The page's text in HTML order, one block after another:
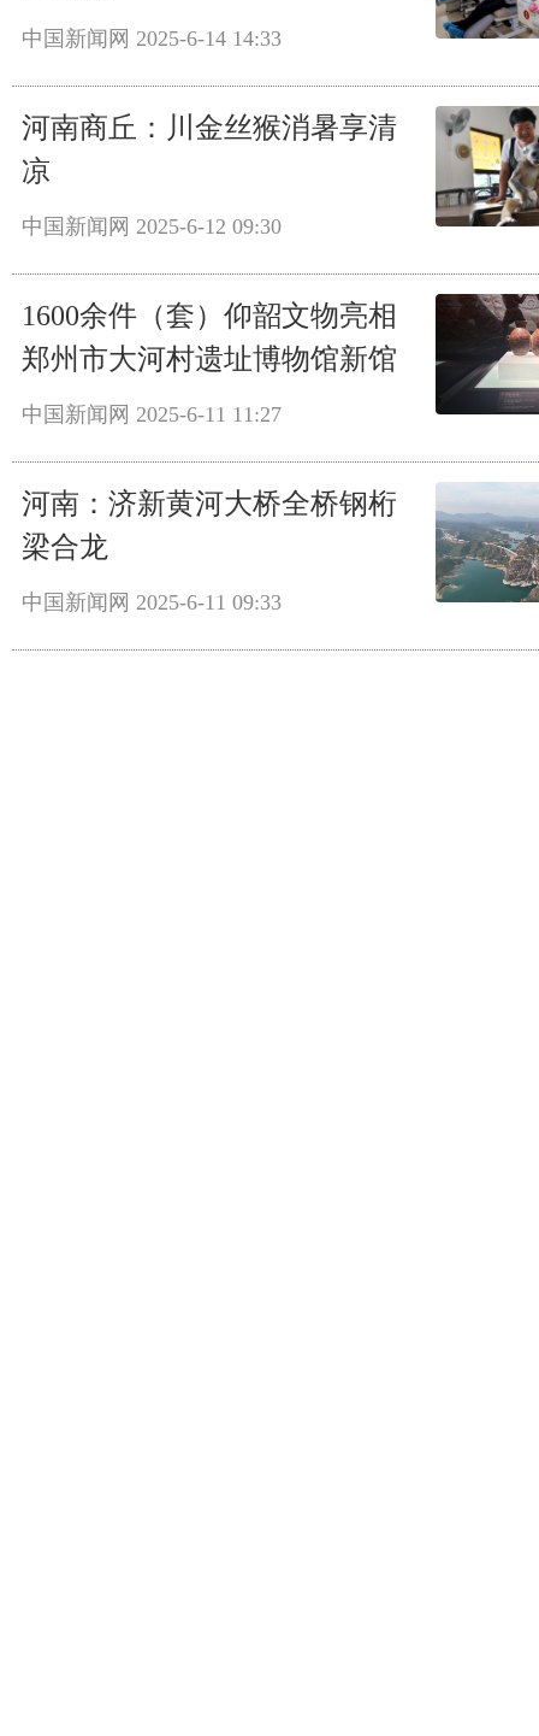
中国新闻网 2025-6-14 14:33
河南商丘：川金丝猴消暑享清
凉
中国新闻网 2025-6-12 09:30
1600余件（套）仰韶文物亮相
郑州市大河村遗址博物馆新馆
中国新闻网 2025-6-11 11:27
河南：济新黄河大桥全桥钢桁
梁合龙
中国新闻网 2025-6-11 09:33